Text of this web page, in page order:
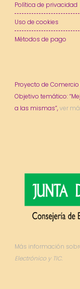
Política de privacidad
Uso de cookies
Métodos de pago
Proyecto de Comercio
Objetivo temático:
a las mismas”,ver
Más información
Electrónico y TIC.